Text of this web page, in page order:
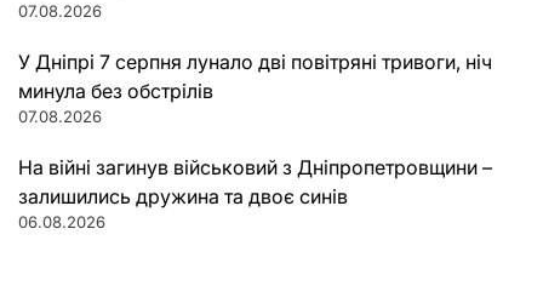
07.08.2026
У Дніпрі 7 серпня лунало дві повітряні тривоги, ніч
минула без обстрілів
07.08.2026
На війні загинув військовий з Дніпропетровщини –
залишились дружина та двоє синів
06.08.2026